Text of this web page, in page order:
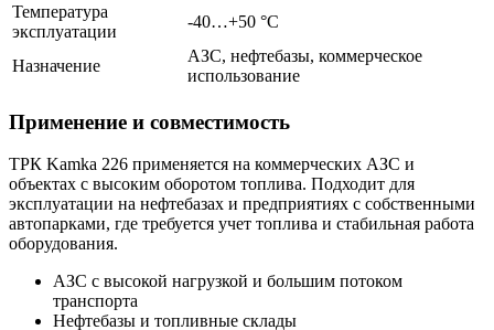
Температура
эксплуатации
-40…+50 °C
Назначение
АЗС, нефтебазы, коммерческое
использование
Применение и совместимость
ТРК Kamka 226 применяется на коммерческих АЗС и
объектах с высоким оборотом топлива. Подходит для
эксплуатации на нефтебазах и предприятиях с собственными
автопарками, где требуется учет топлива и стабильная работа
оборудования.
АЗС с высокой нагрузкой и большим потоком
транспорта
Нефтебазы и топливные склады